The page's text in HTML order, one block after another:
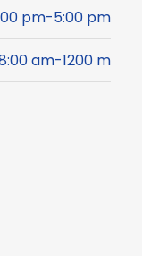
pm-5:00 pm
am-1200 m